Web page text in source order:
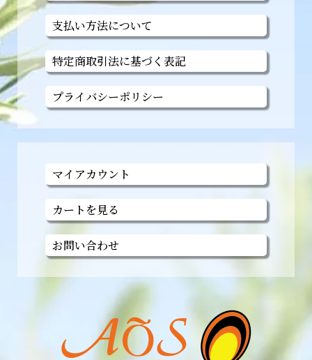
支払い方法について
特定商取引法に基づく表記
プライバシーポリシー
マイアカウント
カートを見る
お問い合わせ